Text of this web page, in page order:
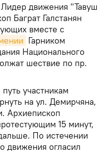
Лидер движения "Тавуш
Баграт Галстанян
вместе с
Гарником
Национального
шествие по пр.
участникам
на ул. Демирчяна,
Архиепископ
15 минут,
По истечении
движения огласил